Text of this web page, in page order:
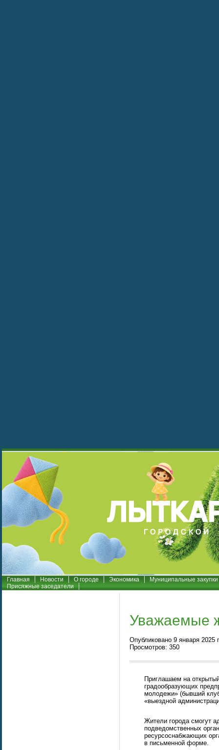
Главная Новости О городе Экономика
Муниципальные закупки
Присяжные заседатели
Уважаемые
Опубликовано 9 января 2025
Просмотров: 350
Приглашаем на
градообразующих
молодежи» (бывший
«выездной
Жители города смогут
подведомственных
ресурсоснабжающих
в письменной форме.